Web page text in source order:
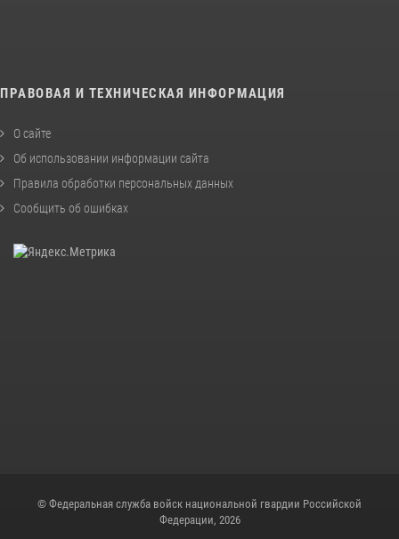
ПРАВОВАЯ И ТЕХНИЧЕСКАЯ ИНФОРМАЦИЯ
О сайте
Об использовании информации сайта
Правила обработки персональных данных
Сообщить об ошибках
© Федеральная служба войск национальной гвардии Российской
Федерации, 2026